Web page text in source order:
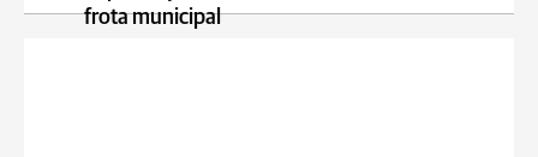
frota municipal